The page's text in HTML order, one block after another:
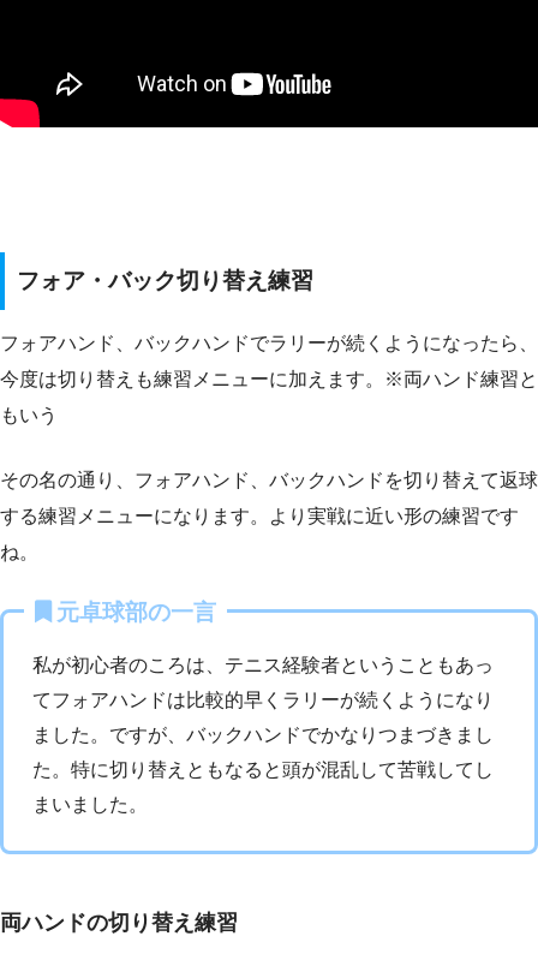
フォア・バック切り替え練習
フォアハンド、バックハンドでラリーが続くようになったら、
今度は切り替えも練習メニューに加えます。※両ハンド練習と
もいう
その名の通り、フォアハンド、バックハンドを切り替えて返球
する練習メニューになります。より実戦に近い形の練習です
ね。
元卓球部の一言
私が初心者のころは、テニス経験者ということもあっ
てフォアハンドは比較的早くラリーが続くようになり
ました。ですが、バックハンドでかなりつまづきまし
た。特に切り替えともなると頭が混乱して苦戦してし
まいました。
両ハンドの切り替え練習